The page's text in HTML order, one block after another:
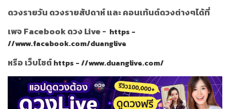
ดวงรายวัน ดวงรายสัปดาห์ และ คอนเท้นต์ดวงต่างๆได้ที่
เพจ Facebook ดวง Live - https -
//www.facebook.com/duanglive
หรือ เว็บไซต์https - //www.duanglive.com/